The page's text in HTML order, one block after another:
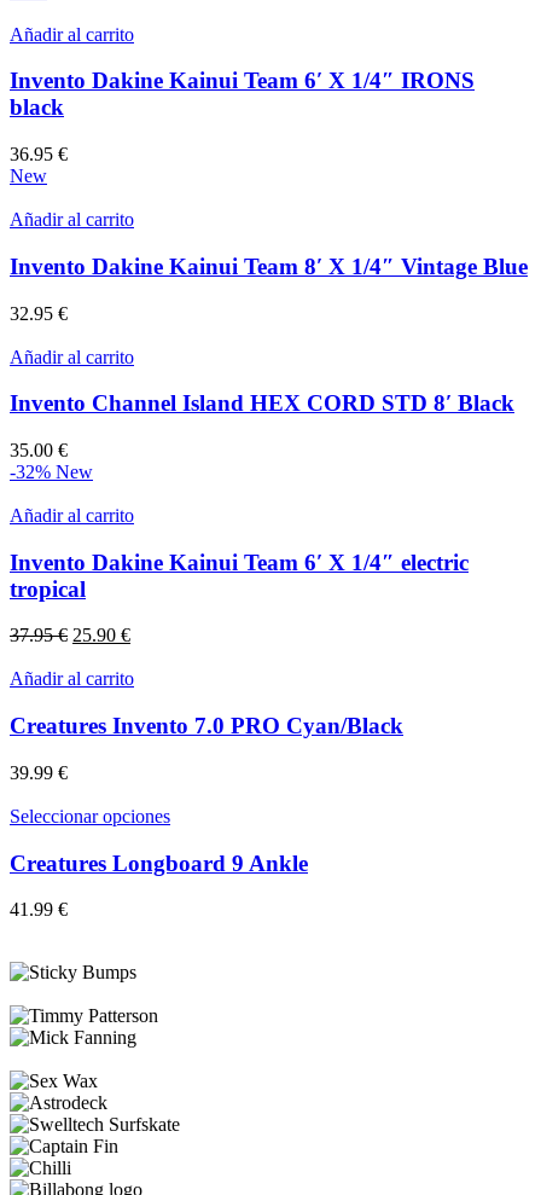
Añadir al carrito
Invento Dakine Kainui Team 6′ X 1/4″ IRONS
black
36.95 €
New
Añadir al carrito
Invento Dakine Kainui Team 8′ X 1/4″ Vintage Blue
32.95 €
Añadir al carrito
Invento Channel Island HEX CORD STD 8′ Black
35.00 €
-32% New
Añadir al carrito
Invento Dakine Kainui Team 6′ X 1/4″ electric
tropical
37.95€ El
original
37.95 €.
25.90 €El
actual
25.90 €.
Añadir al carrito
Creatures Invento 7.0 PRO Cyan/Black
39.99 €
Seleccionar opcionesEste
tiene
múltiples
producto
Creatures Longboard 9 Ankle
41.99 €